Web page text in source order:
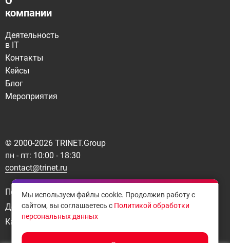
компании
Деятельность
в IT
Контакты
Кейсы
Блог
Мероприятия
© 2000-2026 TRINET.Group
пн - пт: 10:00 - 18:30
contact@trinet.ru
Политика конфиденциальности
Договор-оферта
Карта сайта
Мы используем файлы cookie. Продолжив работу с
сайтом, вы соглашаетесь с Политикой обработки
персональных данных